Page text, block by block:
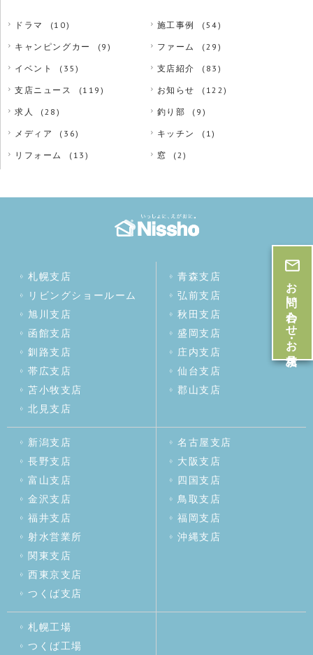
ドラマ (10) 施工事例 (54)
キャンピングカー (9) ファーム (29)
イベント (35) 支店紹介 (83)
支店ニュース (119) お知らせ (122)
求人 (28) 釣り部 (9)
メディア (36) キッチン (1)
リフォーム (13) 窓 (2)
札幌支店
リビングショールーム
旭川支店
函館支店
釧路支店
帯広支店
苫小牧支店
北見支店
青森支店
弘前支店
秋田支店
盛岡支店
庄内支店
仙台支店
郡山支店
新潟支店
長野支店
富山支店
金沢支店
福井支店
射水営業所
関東支店
西東京支店
つくば支店
名古屋支店
大阪支店
四国支店
鳥取支店
福岡支店
沖縄支店
札幌工場
つくば工場
お問い合わせ・お見積